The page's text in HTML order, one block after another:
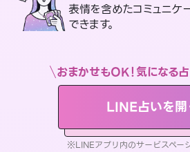
表情を含めたコミュニケ
できます。
おまかせもOK！気になる
LINE占いを開
※LINEアプリ内のサービスペー